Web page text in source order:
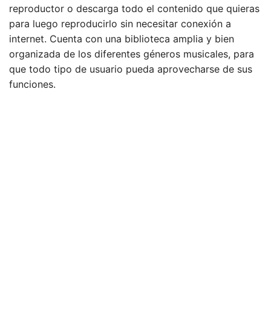
reproductor o descarga todo el contenido que quieras
para luego reproducirlo sin necesitar conexión a
internet. Cuenta con una biblioteca amplia y bien
organizada de los diferentes géneros musicales, para
que todo tipo de usuario pueda aprovecharse de sus
funciones.